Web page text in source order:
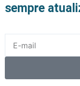
sempre
mail